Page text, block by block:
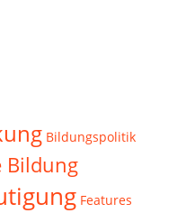
Bildungspolitik
Bildung
Features